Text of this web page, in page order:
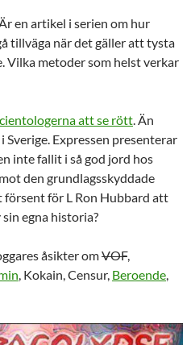
. Är en artikel i serien om hur
tillväga när det gäller att tysta
Vilka metoder som helst verkar
att se rött . Än
Expressen presenterar
inte fallit i så god jord hos
den grundlagsskyddade
försent för L Ron Hubbard att
sin egna historia?
åsikter omVOF,
, Kokain, Censur, Beroende